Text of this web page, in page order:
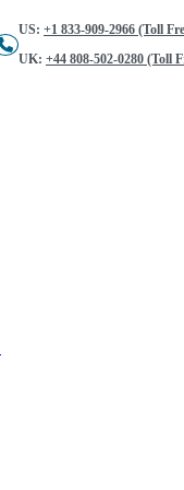
US: +1 833-909-2966 (Toll
UK: +44 808-502-0280 (Toll